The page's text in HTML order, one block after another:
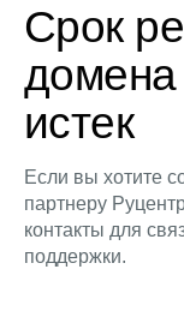
Срок
домена
истек
Если вы хотите
партнеру
контакты для
поддержки.